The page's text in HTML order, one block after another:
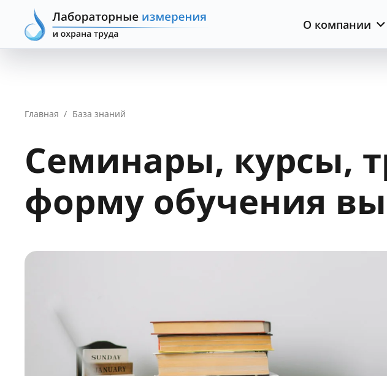
О компании
Главная / База знаний
Семинары, курсы,
форму обучения